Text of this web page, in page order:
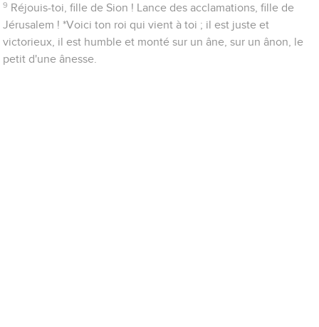
9 Réjouis-toi, fille de Sion ! Lance des acclamations, fille de
Jérusalem ! *Voici ton roi qui vient à toi ; il est juste et
victorieux, il est humble et monté sur un âne, sur un ânon, le
petit d'une ânesse.